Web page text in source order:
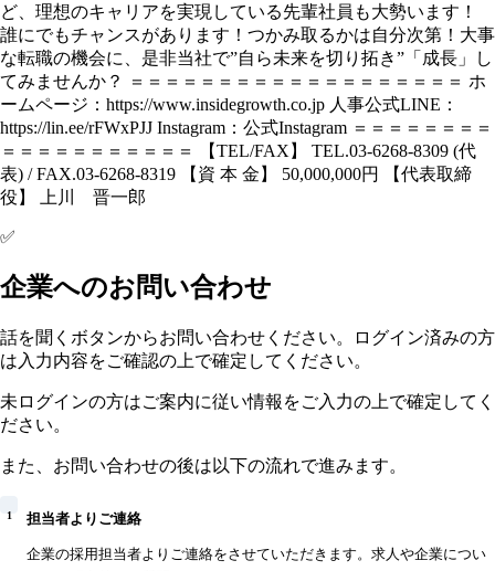
ど、理想のキャリアを実現している先輩社員も大勢います！
誰にでもチャンスがあります！つかみ取るかは自分次第！大事
な転職の機会に、是非当社で”自ら未来を切り拓き”「成長」し
てみませんか？ ＝＝＝＝＝＝＝＝＝＝＝＝＝＝＝＝＝＝＝ ホ
ームページ：https://www.insidegrowth.co.jp 人事公式LINE：
https://lin.ee/rFWxPJJ Instagram：公式Instagram ＝＝＝＝＝＝＝＝
＝＝＝＝＝＝＝＝＝＝＝ 【TEL/FAX】 TEL.03-6268-8309 (代
表) / FAX.03-6268-8319 【資 本 金】 50,000,000円 【代表取締
役】 上川 晋一郎
✅
企業へのお問い合わせ
話を聞くボタンからお問い合わせください。ログイン済みの方
は入力内容をご確認の上で確定してください。
未ログインの方はご案内に従い情報をご入力の上で確定してく
ださい。
また、お問い合わせの後は以下の流れで進みます。
1 担当者よりご連絡
企業の採用担当者よりご連絡をさせていただきます。求人や企業につい